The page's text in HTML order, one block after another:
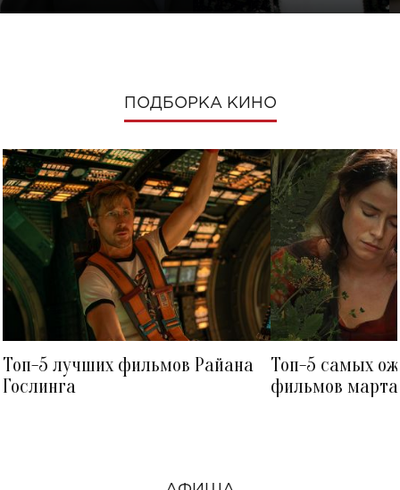
ПОДБОРКА КИНО
Топ-5 лучших фильмов Райана
Гослинга
Топ-5 самых
фильмов